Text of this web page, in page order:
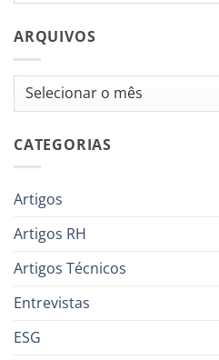
ARQUIVOS
Arquivos
CATEGORIAS
Artigos
Artigos RH
Artigos Técnicos
Entrevistas
ESG